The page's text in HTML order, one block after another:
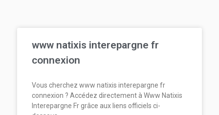
www natixis interepargne fr
connexion
Vous cherchez www natixis interepargne fr
connexion ? Accédez directement à Www Natixis
Interepargne Fr grâce aux liens officiels ci-